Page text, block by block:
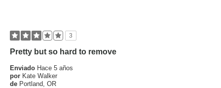
3
Pretty but so hard to remove
Enviado Hace 5 años
por Kate Walker
de Portland, OR